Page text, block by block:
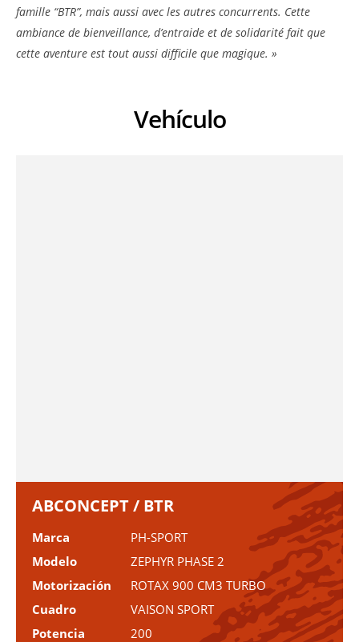
famille “BTR”, mais aussi avec les autres concurrents. Cette
ambiance de bienveillance, d’entraide et de solidarité fait que
cette aventure est tout aussi difficile que magique. »
Vehículo
ABCONCEPT / BTR
Marca
PH-SPORT
Modelo
ZEPHYR PHASE 2
Motorización
ROTAX 900 CM3 TURBO
Cuadro
VAISON SPORT
Potencia
200